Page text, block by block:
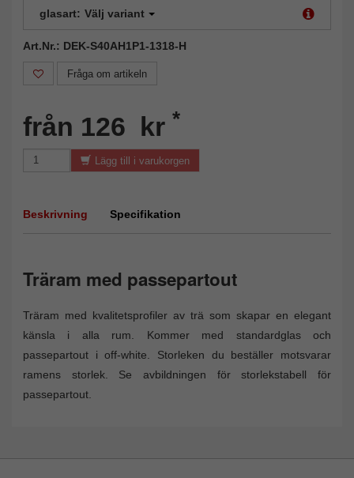
glasart: Välj variant
Art.Nr.: DEK-S40AH1P1-1318-H
Fråga om artikeln
från 126 kr *
Lägg till i varukorgen
Beskrivning Specifikation
Träram med passepartout
Träram med kvalitetsprofiler av trä som skapar en elegant
känsla i alla rum. Kommer med standardglas och
passepartout i off-white. Storleken du beställer motsvarar
ramens storlek. Se avbildningen för storlekstabell för
passepartout.